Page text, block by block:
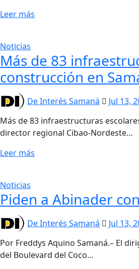
Leer más
Noticias
Más de 83
construcción en
De Interés Samaná Jul 13,
Más de 83 infraestructuras
director regional Cibao-Nordeste…
Leer más
Noticias
Piden a Abinader
De Interés Samaná Jul 13,
Por Freddys Aquino Samaná.– El
del Boulevard del Coco…